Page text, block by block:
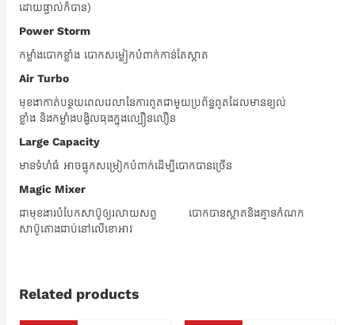
ដោយផ្ទាល់ក៏បាន)
Power Storm
កម្លាំងបោកខ្លាំង បោកសម្លៀកបំពាក់កាន់តែស្អាត
Air Turbo
មុខងាកាត់បន្ថយពេលវេលានៃការពូតជាមួយប្រព័ន្ធពូតដែលមានខ្យល់
ខ្លាំង និងកម្លាំងបង្វិលធុងក្នុងល្បឿនលឿន
Large Capacity
មានទំហំធំ អាចផ្ទុកសម្រៀកបំពាក់ដើម្បីបោកបានច្រើន
Magic Mixer
ជាមុខងារបំបែកសាប៊ូឲ្យរលាយសព្វ បោកបានស្អាតនិងគ្មានកំណក
សាប៊ូតោងជាប់នៅលើខោអាវ
Related products